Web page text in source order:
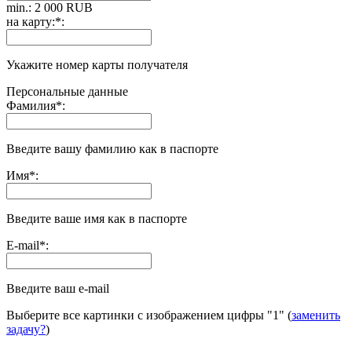
min.: 2 000 RUB
на карту:*:
Укажите номер карты получателя
Персональные данные
Фамилия*:
Введите вашу фамилию как в паспорте
Имя*:
Введите ваше имя как в паспорте
E-mail*:
Введите ваш e-mail
Выберите все картинки с изображением цифры "1" (заменить
задачу?)